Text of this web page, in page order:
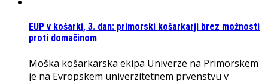
EUP v košarki, 3. dan: primorski košarkarji brez možnosti
proti domačinom
Moška košarkarska ekipa Univerze na Primorskem
je na Evropskem univerzitetnem prvenstvu v